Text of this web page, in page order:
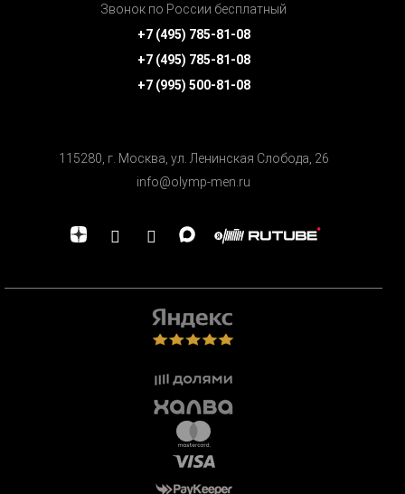
Звонок по России бесплатный
+7 (495) 785-81-08
+7 (495) 785-81-08
+7 (995) 500-81-08
115280, г. Москва, ул. Ленинская Cлобода, 26
info@olymp-men.ru